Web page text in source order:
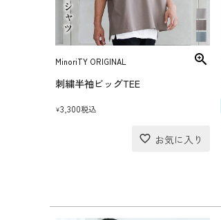
MinoriTY ORIGINAL
刺繍半袖ビッグTEE
¥3,300税込